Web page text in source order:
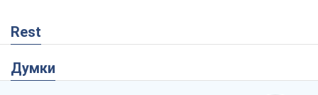
Rest
Думки